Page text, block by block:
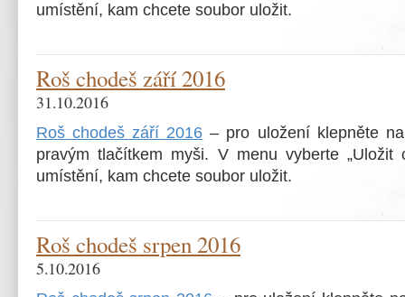
umístění, kam chcete soubor uložit.
Roš chodeš září 2016
31.10.2016
Roš chodeš září 2016 – pro uložení klepněte
pravým tlačítkem myši. V menu vyberte
umístění, kam chcete soubor uložit.
Roš chodeš srpen 2016
5.10.2016